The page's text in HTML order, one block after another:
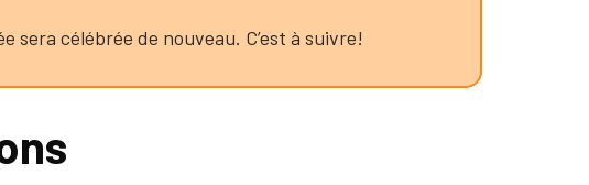
sera célébrée de nouveau. C’est à suivre!